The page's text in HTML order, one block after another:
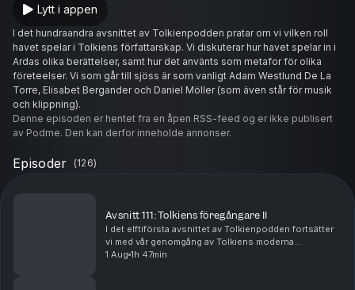
Lytt i appen
I det hundraandra avsnittet av Tolkienpodden pratar om vi vilken roll
havet spelar i Tolkiens författarskap. Vi diskuterar hur havet spelar in i
Ardas olika berättelser, samt hur det använts som metafor för olika
företeelser. Vi som går till sjöss är som vanligt Adam Westlund De La
Torre, Elisabet Bergander och Daniel Möller (som även står för musik
och klippning).
Denne episoden er hentet fra en åpen RSS-feed og er ikke publisert
av Podme. Den kan derfor inneholde annonser.
Episoder (126)
Avsnitt 111: Tolkiens föregångare II
I det elftiförsta avsnittet av Tolkienpodden fortsätter
vi med vår genomgång av Tolkiens moderna
föregångare. I andra delen av detta dubbelavsnitt
1 Aug 1h 47min